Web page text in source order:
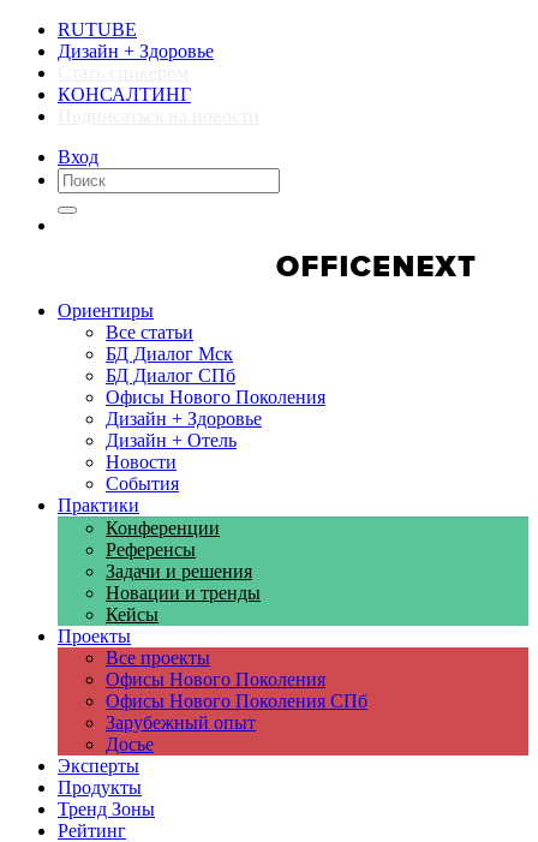
RUTUBE
Дизайн + Здоровье
КОНСАЛТИНГ
Вход
Ориентиры
Все статьи
БД Диалог Мск
БД Диалог СПб
Офисы Нового Поколения
Дизайн + Здоровье
Дизайн + Отель
Новости
События
Практики
Конференции
Референсы
Задачи и решения
Новации и тренды
Кейсы
Проекты
Все проекты
Офисы Нового Поколения
Офисы Нового Поколения СПб
Зарубежный опыт
Досье
Эксперты
Продукты
Тренд Зоны
Рейтинг